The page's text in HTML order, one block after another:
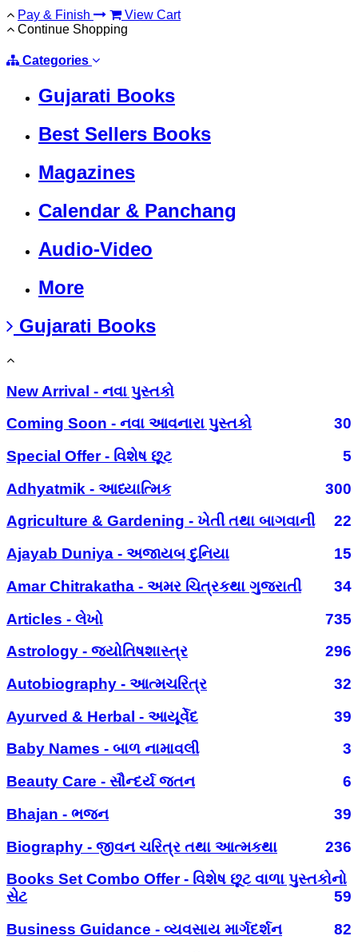
Pay & Finish
View Cart
Continue Shopping
Categories
Gujarati Books
Best Sellers Books
Magazines
Calendar & Panchang
Audio-Video
More
Gujarati Books
New Arrival - નવા પુસ્તકો
Coming Soon - નવા આવનારા પુસ્તકો
30
Special Offer - વિશેષ છૂટ
5
Adhyatmik - આધ્યાત્મિક
300
Agriculture & Gardening - ખેતી તથા બાગવાની
22
Ajayab Duniya - અજાયબ દુનિયા
15
Amar Chitrakatha - અમર ચિત્રકથા ગુજરાતી
34
Articles - લેખો
735
Astrology - જ્યોતિષશાસ્ત્ર
296
Autobiography - આત્મચરિત્ર
32
Ayurved & Herbal - આયૂર્વેદ
39
Baby Names - બાળ નામાવલી
3
Beauty Care - સૌન્દર્ય જતન
6
Bhajan - ભજન
39
Biography - જીવન ચરિત્ર તથા આત્મકથા
236
Books Set Combo Offer - વિશેષ છૂટ વાળા પુસ્તકોનો
સેટ
59
Business Guidance - વ્યવસાય માર્ગદર્શન
82